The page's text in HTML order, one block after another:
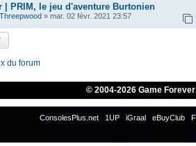
| PRIM, le jeu d'aventure Burtonien
» mar. 02 févr. 2021 23:57
du forum
© 2004-2026 Game
ConsolesPlus.net 1UP iGraal eBuyClub